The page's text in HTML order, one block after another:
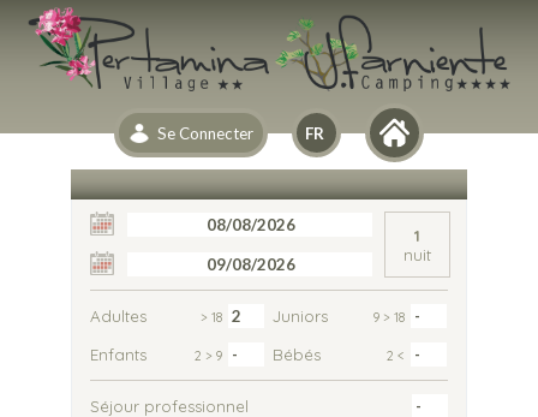
Se Connecter
1
nuit
Adultes > 18 Juniors 9 > 18
Enfants 2 > 9 Bébés 2 <
Séjour professionnel